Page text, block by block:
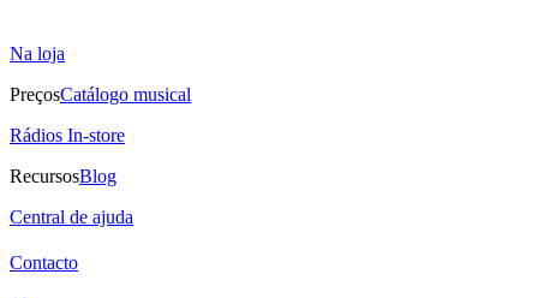
Na loja
PreçosCatálogo musical
Rádios In-store
RecursosBlog
Central de ajuda
Contacto